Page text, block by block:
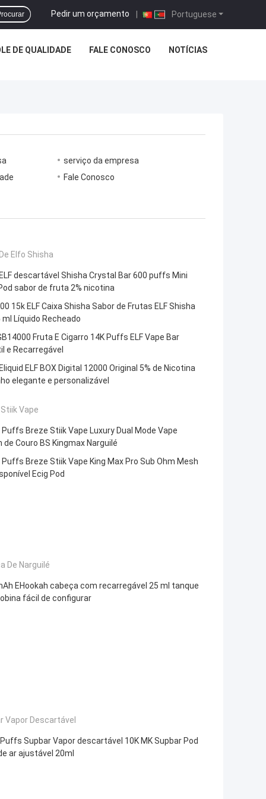
Portuguese
Pedir um orçamento |
DE QUALIDADE FALE CONOSCO NOTÍCIAS
serviço da empresa
Fale Conosco
Elfo Shisha
descartável Shisha Crystal Bar 600 puffs Mini
sabor de fruta 2% nicotina
15k ELF Caixa Shisha Sabor de Frutas ELF Shisha
ml Líquido Recheado
Fruta E Cigarro 14K Puffs ELF Vape Bar
e Recarregável
ELF BOX Digital 12000 Original 5% de Nicotina
elegante e personalizável
Vape
Puffs Breze Stiik Vape Luxury Dual Mode Vape
de Couro BS Kingmax Narguilé
Puffs Breze Stiik Vape King Max Pro Sub Ohm Mesh
Ecig Pod
De Narguilé
EHookah cabeça com recarregável 25 ml tanque
fácil de configurar
Vapor Descartável
Supbar Vapor descartável 10K MK Supbar Pod
ar ajustável 20ml